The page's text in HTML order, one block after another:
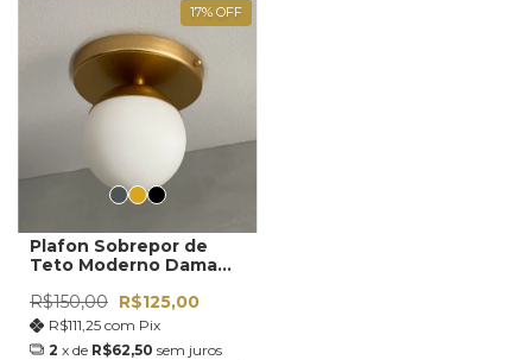
17% OFF
Plafon Sobrepor de
Teto Moderno Dama
Decoração Sala,
Cozinha, Corredor,
Quarto, Casa
R$150,00 R$125,00
R$111,25 com Pix
2 x de R$62,50 sem juros